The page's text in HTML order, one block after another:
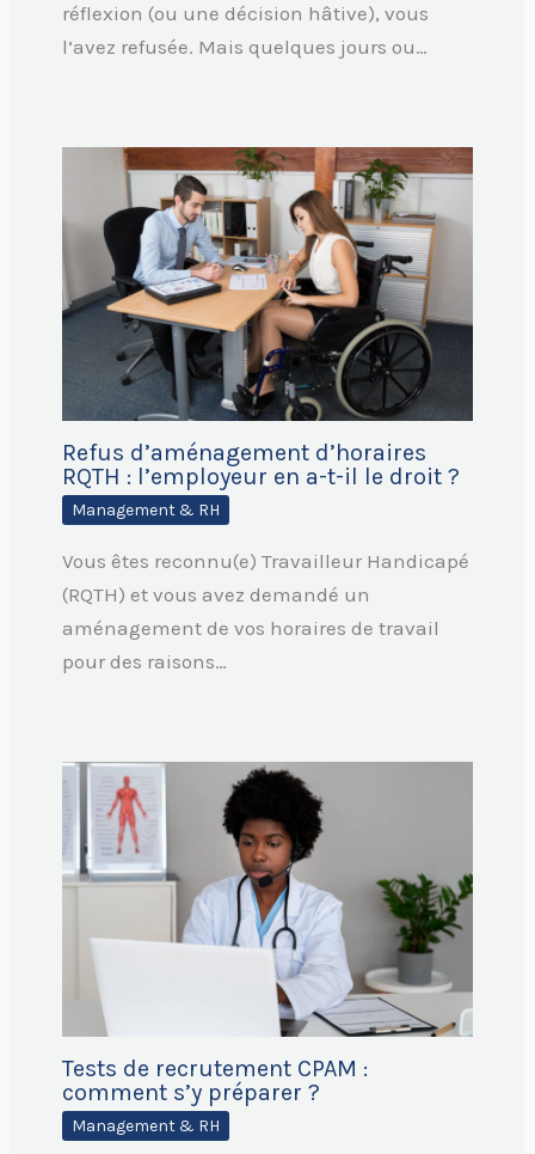
réflexion (ou une décision hâtive), vous
l’avez refusée. Mais quelques jours ou…
Refus d’aménagement d’horaires
RQTH : l’employeur en a-t-il le droit ?
Management & RH
Vous êtes reconnu(e) Travailleur Handicapé
(RQTH) et vous avez demandé un
aménagement de vos horaires de travail
pour des raisons…
Tests de recrutement CPAM :
comment s’y préparer ?
Management & RH